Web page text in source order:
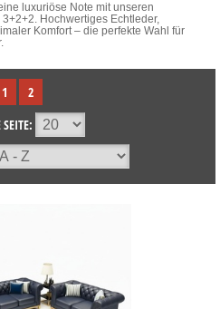
luxuriöse Note mit unseren
Hochwertiges Echtleder,
Komfort – die perfekte Wahl für
1
2